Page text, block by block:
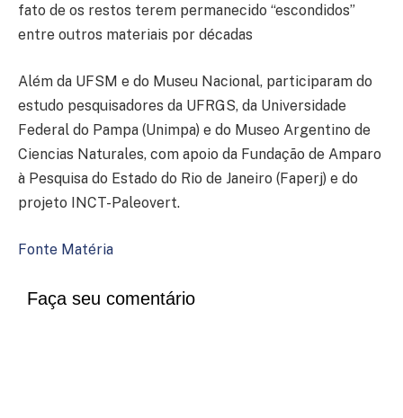
fato de os restos terem permanecido “escondidos”
entre outros materiais por décadas
Além da UFSM e do Museu Nacional, participaram do
estudo pesquisadores da UFRGS, da Universidade
Federal do Pampa (Unimpa) e do Museo Argentino de
Ciencias Naturales, com apoio da Fundação de Amparo
à Pesquisa do Estado do Rio de Janeiro (Faperj) e do
projeto INCT-Paleovert.
Fonte Matéria
Faça seu comentário